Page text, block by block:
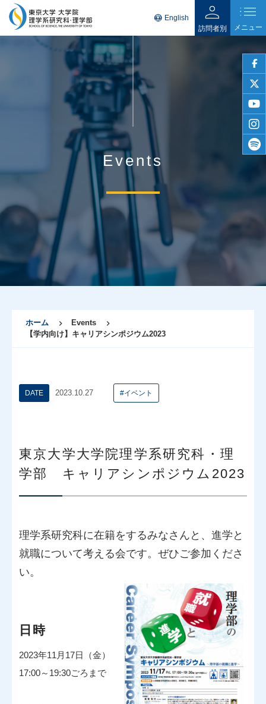
twitter
language English person
訪問者別
list
メニュー
Events
ホーム
Events
【学内向け】キャリアシンポジウム2023
DATE 2023.10.27 #イベント
東京大学大学院理学系研究科・理
学部 キャリアシンポジウム2023
理学系研究科に在籍をするみなさんと、進学と
就職について考える会です。ぜひご参加くださ
い。
日時
2023年11月17日（金）
17:00～19:30ごろまで